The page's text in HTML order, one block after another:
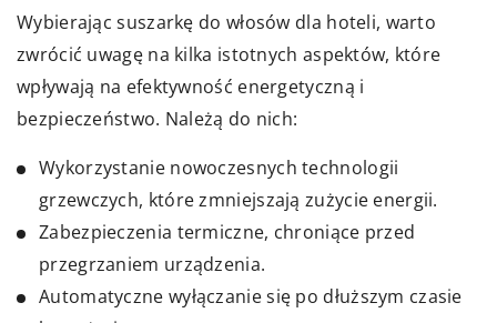
Wybierając suszarkę do włosów dla hoteli, warto
zwrócić uwagę na kilka istotnych aspektów, które
wpływają na efektywność energetyczną i
bezpieczeństwo. Należą do nich:
Wykorzystanie nowoczesnych technologii
grzewczych, które zmniejszają zużycie energii.
Zabezpieczenia termiczne, chroniące przed
przegrzaniem urządzenia.
Automatyczne wyłączanie się po dłuższym czasie